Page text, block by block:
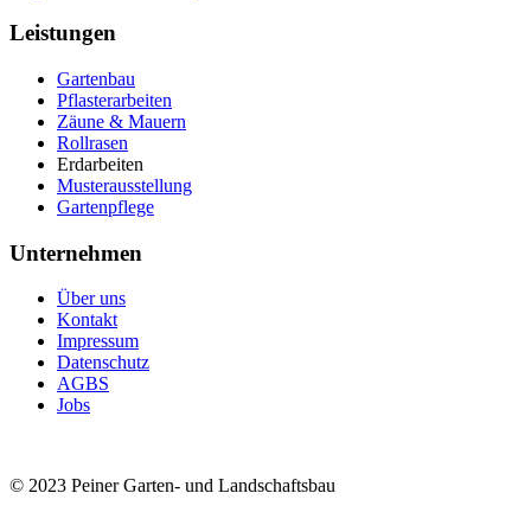
Leistungen
Gartenbau
Pflasterarbeiten
Zäune & Mauern
Rollrasen
Erdarbeiten
Musterausstellung
Gartenpflege
Unternehmen
Über uns
Kontakt
Impressum
Datenschutz
AGBS
Jobs
© 2023 Peiner Garten- und Landschaftsbau